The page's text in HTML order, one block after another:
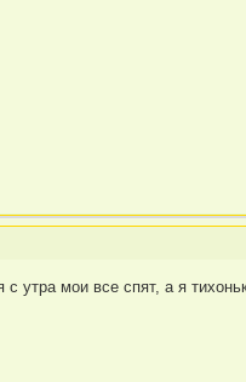
утра мои все спят, а я